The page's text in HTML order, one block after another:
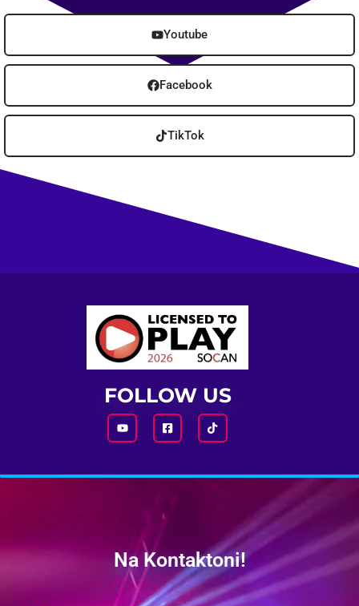
Youtube
Facebook
TikTok
FOLLOW US
Na Kontaktoni!